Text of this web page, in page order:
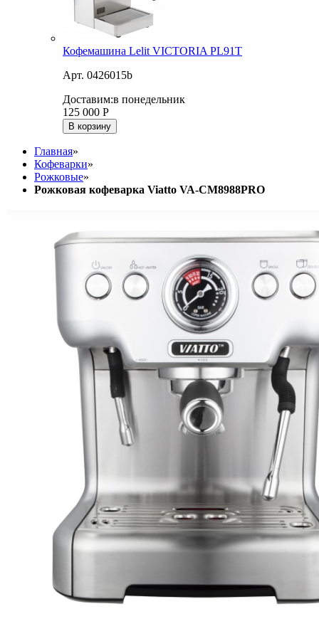
Кофемашина Lelit VICTORIA PL91T
Арт. 0426015b
Доставим:в понедельник
125 000 Р
В корзину
Главная»
Кофеварки»
Рожковые»
Рожковая кофеварка Viatto VA-CM8988PRO